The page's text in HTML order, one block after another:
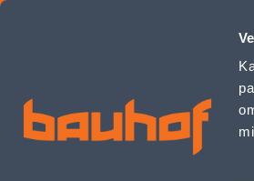
RULOO ROKSANA MINI 98X150